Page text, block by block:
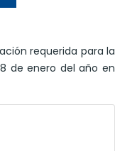
requerida para la
de enero del año en